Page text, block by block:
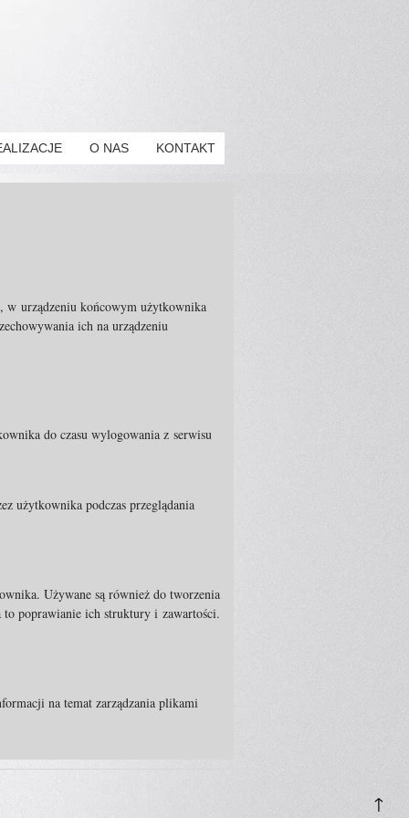
O NAS KONTAKT
w urządzeniu końcowym użytkownika
ich na urządzeniu
do czasu wylogowania z serwisu
użytkownika podczas przeglądania
Używane są również do tworzenia
poprawianie ich struktury i zawartości.
na temat zarządzania plikami
↑